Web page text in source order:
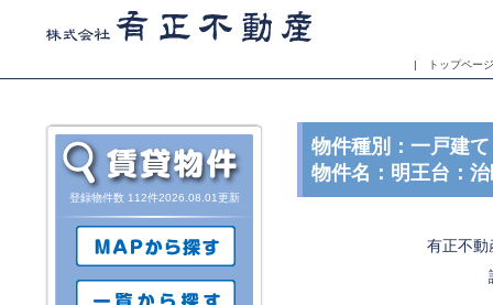
| トップページ
登録物件数 112件2026.08.01更新
物件種別：一戸建て
物件名：明王台：
有正不動